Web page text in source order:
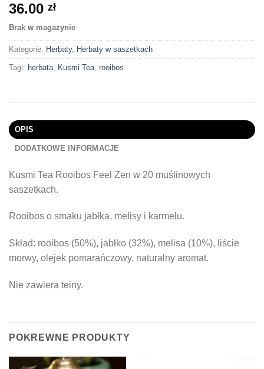
36.00 zł
Brak w magazynie
Kategorie: Herbaty, Herbaty w saszetkach
Tagi: herbata Kusmi Tea rooibos
OPIS
DODATKOWE INFORMACJE
Kusmi Tea Rooibos Feel Zen w 20 muślinowych
saszetkach.
Rooibos o smaku jabłka, melisy i karmelu.
Skład: rooibos (50%), jabłko (32%), melisa (10%), liście
morwy, olejek pomarańczowy, naturalny aromat.
Nie zawiera teiny.
POKREWNE PRODUKTY